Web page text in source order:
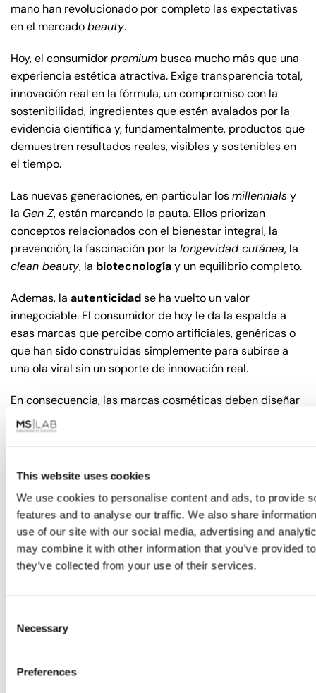
This website uses cookies
We use cookies to personalise content and ads, to provide
features and to analyse our traffic. We also share
use of our site with our social media, advertising and
may combine it with other information that you’ve provided
they’ve collected from your use of their services.
Selection
Necessary
Preferences
mano han revolucionado por completo las expectativas
en el mercadobeauty.
Hoy, el consumidorpremium busca mucho más que una
experiencia estética atractiva. Exige transparencia total,
innovación real en la fórmula, un compromiso con la
sostenibilidad, ingredientes que estén avalados por la
evidencia científica y, fundamentalmente, productos que
demuestren resultados reales, visibles y sostenibles en
el tiempo.
Las nuevas generaciones, en particular losmillennialsy
la Gen Z, están marcando la pauta. Ellos priorizan
conceptos relacionados con el bienestar integral, la
prevención, la fascinación por la longevidad cutánea, la
clean beauty, la biotecnologíay un equilibrio completo.
Ademas, la autenticidadse ha vuelto un valor
innegociable. El consumidor de hoy le da la espalda a
esas marcas que percibe como artificiales, genéricas o
que han sido construidas simplemente para subirse a
una ola viral sin un soporte de innovación real.
En consecuencia, las marcas cosméticas deben diseñar
estrategias mucho más sofisticadas y complejas. Esto
significa integrar de forma armónica la formulación
posicionamiento científico robusto, todo dentro de una
En este panorama,MS LAB se dedica a desarrollar
productos skincare premium que están perfectamente
sincronizados con las nuevas y altas expectativas de
este consumidor. Integramos con pasión lainnovación